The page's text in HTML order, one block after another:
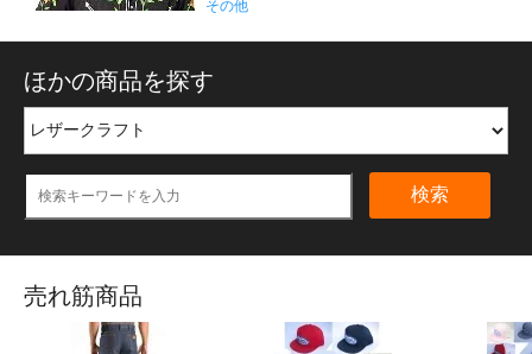
その他
ほかの商品を探す
検索
売れ筋商品